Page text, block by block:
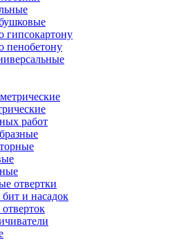
гипсокартону
пенобетону
работ
отвертки
и насадок